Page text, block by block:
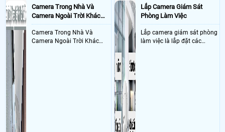
Camera Trong Nhà Và
Camera Ngoài Trời Khác
Nhau Như Thế Nào
Camera Trong Nhà Và
Camera Ngoài Trời Khác
Lắp Camera Giám Sát
Phòng Làm Việc
Lắp camera giám sát phòng
làm việc là lắp đặt các